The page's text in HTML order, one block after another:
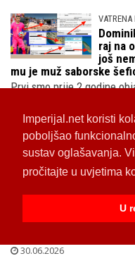
Imperijal.net koristi
poboljšao
sustav oglašavanja.
pročitajte u uvjetima
U
raj na
još
mu je muž saborske
Prvi smo prije 2 godine
naš reprezentativac
01.07.2026
branio
Antonio Asanovć, i sam
kćerkom nogometnog
30.06.2026